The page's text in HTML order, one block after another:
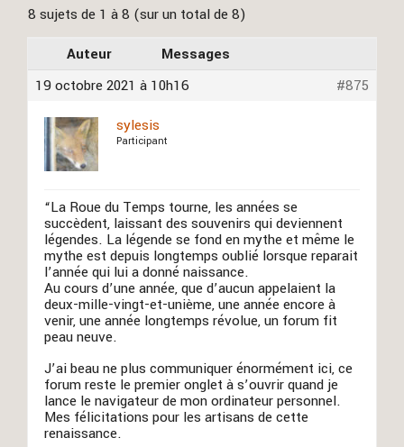
8 sujets de 1 à 8 (sur un total de 8)
Auteur
Messages
19 octobre 2021 à 10h16
#875
sylesis
Participant
“La Roue du Temps tourne, les années se
succèdent, laissant des souvenirs qui deviennent
légendes. La légende se fond en mythe et même le
mythe est depuis longtemps oublié lorsque reparait
l’année qui lui a donné naissance.
Au cours d’une année, que d’aucun appelaient la
deux-mille-vingt-et-unième, une année encore à
venir, une année longtemps révolue, un forum fit
peau neuve.
J’ai beau ne plus communiquer énormément ici, ce
forum reste le premier onglet à s’ouvrir quand je
lance le navigateur de mon ordinateur personnel.
Mes félicitations pour les artisans de cette
renaissance.